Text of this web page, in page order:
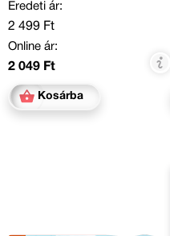
Eredeti ár:
2 499 Ft
Online ár:
2 049 Ft
Kosárba